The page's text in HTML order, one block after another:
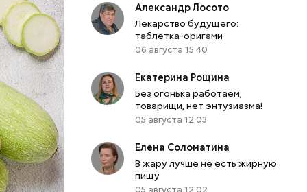
Александр Лосото
Лекарство будущего:
таблетка-оригами
06 августа 15:40
Екатерина Рощина
Без огонька работаем,
товарищи, нет энтузиазма!
05 августа 12:03
Елена Соломатина
В жару лучше не есть жирную
пищу
05 августа 12:02